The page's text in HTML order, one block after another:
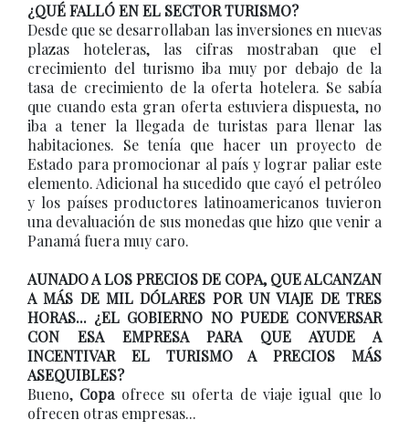
¿QUÉ FALLÓ EN EL SECTOR TURISMO?
Desde que se desarrollaban las inversiones en nuevas
plazas hoteleras, las cifras mostraban que el
crecimiento del turismo iba muy por debajo de la
tasa de crecimiento de la oferta hotelera. Se sabía
que cuando esta gran oferta estuviera dispuesta, no
iba a tener la llegada de turistas para llenar las
habitaciones. Se tenía que hacer un proyecto de
Estado para promocionar al país y lograr paliar este
elemento. Adicional ha sucedido que cayó el petróleo
y los países productores latinoamericanos tuvieron
una devaluación de sus monedas que hizo que venir a
Panamá fuera muy caro.
AUNADO A LOS PRECIOS DE COPA, QUE ALCANZAN
A MÁS DE MIL DÓLARES POR UN VIAJE DE TRES
HORAS... ¿EL GOBIERNO NO PUEDE CONVERSAR
CON ESA EMPRESA PARA QUE AYUDE A
INCENTIVAR EL TURISMO A PRECIOS MÁS
ASEQUIBLES?
Bueno, Copaofrece su oferta de viaje igual que lo
ofrecen otras empresas...